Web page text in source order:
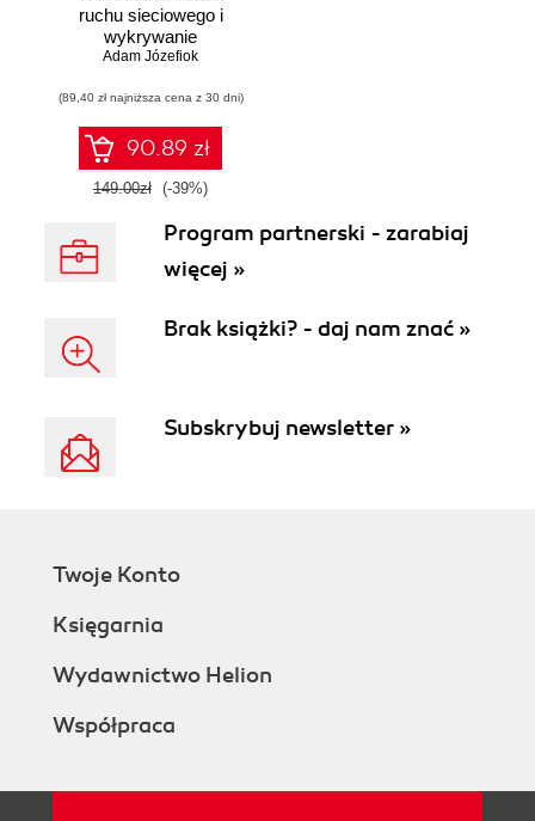
ruchu sieciowego i
wykrywanie
włamań
Adam Józefiok
(89,40 zł najniższa cena z 30 dni)
90.89 zł
149.00zł (-39%)
Program partnerski - zarabiaj
więcej »
Brak książki? - daj nam znać »
Subskrybuj newsletter »
Twoje Konto
Księgarnia
Wydawnictwo Helion
Współpraca